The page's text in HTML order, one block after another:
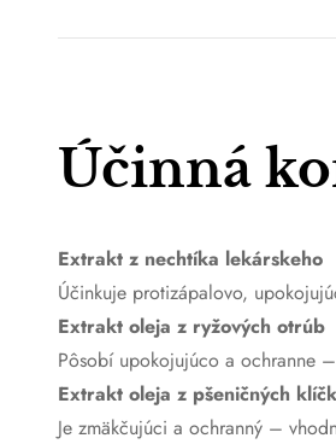
Účinná
Extrakt z nechtíka lekárskeho
Účinkuje protizápalovo,
Extrakt oleja z ryžových otrúb
Pôsobí upokojujúco a ochranne
Extrakt oleja z pšeničných
Je zmäkčujúci a ochranný –